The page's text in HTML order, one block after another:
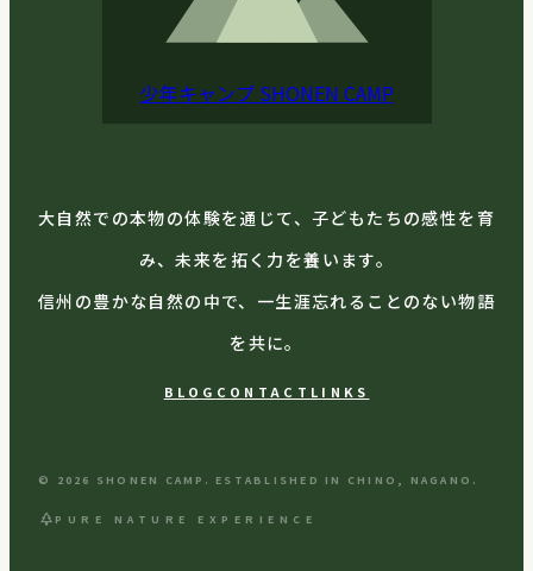
少年キャンプ SHONEN CAMP
大自然での本物の体験を通じて、子どもたちの感性を育
み、未来を拓く力を養います。
信州の豊かな自然の中で、一生涯忘れることのない物語
を共に。
BLOG CONTACT LINKS
© 2026 SHONEN CAMP. ESTABLISHED IN CHINO, NAGANO.
park PURE NATURE EXPERIENCE